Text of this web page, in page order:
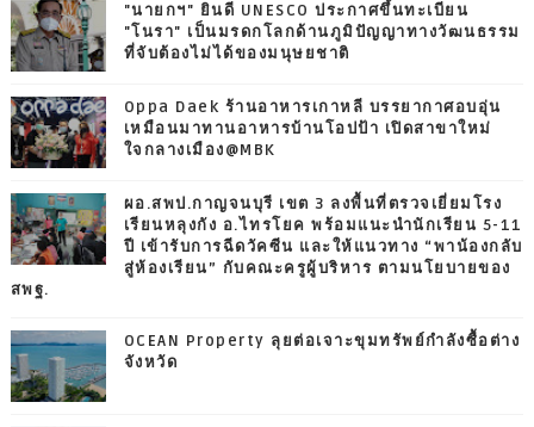
"นายกฯ" ยินดี UNESCO ประกาศขึ้นทะเบียน
"โนรา" เป็นมรดกโลกด้านภูมิปัญญาทางวัฒนธรรม
ที่จับต้องไม่ได้ของมนุษยชาติ
Oppa Daek ร้านอาหารเกาหลี บรรยากาศอบอุ่น
เหมือนมาทานอาหารบ้านโอปป้า เปิดสาขาใหม่
ใจกลางเมือง@MBK
ผอ.สพป.กาญจนบุรี เขต 3 ลงพื้นที่ตรวจเยี่ยมโรง
เรียนหลุงกัง อ.ไทรโยค พร้อมแนะนำนักเรียน 5-11
ปี เข้ารับการฉีดวัคซีน และให้แนวทาง “พาน้องกลับ
สู่ห้องเรียน” กับคณะครูผู้บริหาร ตามนโยบายของ
สพฐ.
OCEAN Property ลุยต่อเจาะขุมทรัพย์กำลังซื้อต่าง
จังหวัด